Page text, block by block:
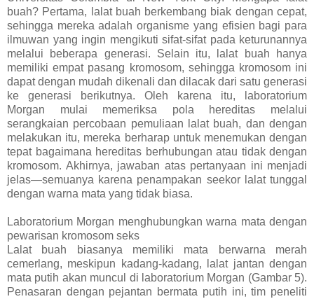
buah? Pertama, lalat buah berkembang biak dengan cepat,
sehingga mereka adalah organisme yang efisien bagi para
ilmuwan yang ingin mengikuti sifat-sifat pada keturunannya
melalui beberapa generasi. Selain itu, lalat buah hanya
memiliki empat pasang kromosom, sehingga kromosom ini
dapat dengan mudah dikenali dan dilacak dari satu generasi
ke generasi berikutnya. Oleh karena itu, laboratorium
Morgan mulai memeriksa pola hereditas melalui
serangkaian percobaan pemuliaan lalat buah, dan dengan
melakukan itu, mereka berharap untuk menemukan dengan
tepat bagaimana hereditas berhubungan atau tidak dengan
kromosom. Akhirnya, jawaban atas pertanyaan ini menjadi
jelas—semuanya karena penampakan seekor lalat tunggal
dengan warna mata yang tidak biasa.
Laboratorium Morgan menghubungkan warna mata dengan
pewarisan kromosom seks
Lalat buah biasanya memiliki mata berwarna merah
cemerlang, meskipun kadang-kadang, lalat jantan dengan
mata putih akan muncul di laboratorium Morgan (Gambar 5).
Penasaran dengan pejantan bermata putih ini, tim peneliti